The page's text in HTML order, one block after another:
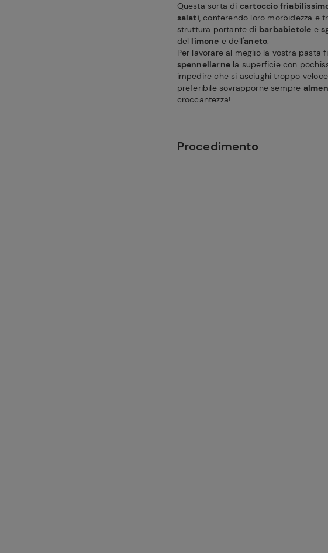
Questa sorta di cartoccio
salati, conferendo loro morbidezza e
struttura portante di barbabietole e
del limone e dell'aneto.
Per lavorare al meglio la vostra pasta
spennellarnela superficie con
impedire che si asciughi troppo
preferibile sovrapporne sempre
croccantezza!
Procedimento